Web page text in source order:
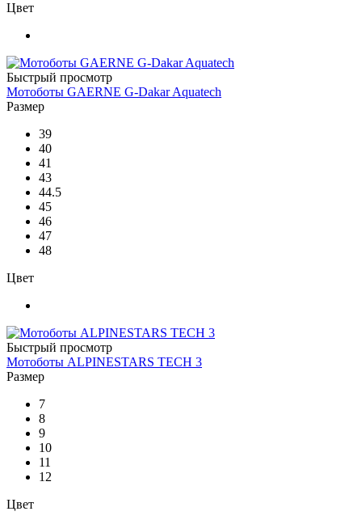
Цвет
Быстрый просмотр
Мотоботы GAERNE G-Dakar Aquatech
Размер
39
40
41
43
44.5
45
46
47
48
Цвет
Быстрый просмотр
Мотоботы ALPINESTARS TECH 3
Размер
7
8
9
10
11
12
Цвет